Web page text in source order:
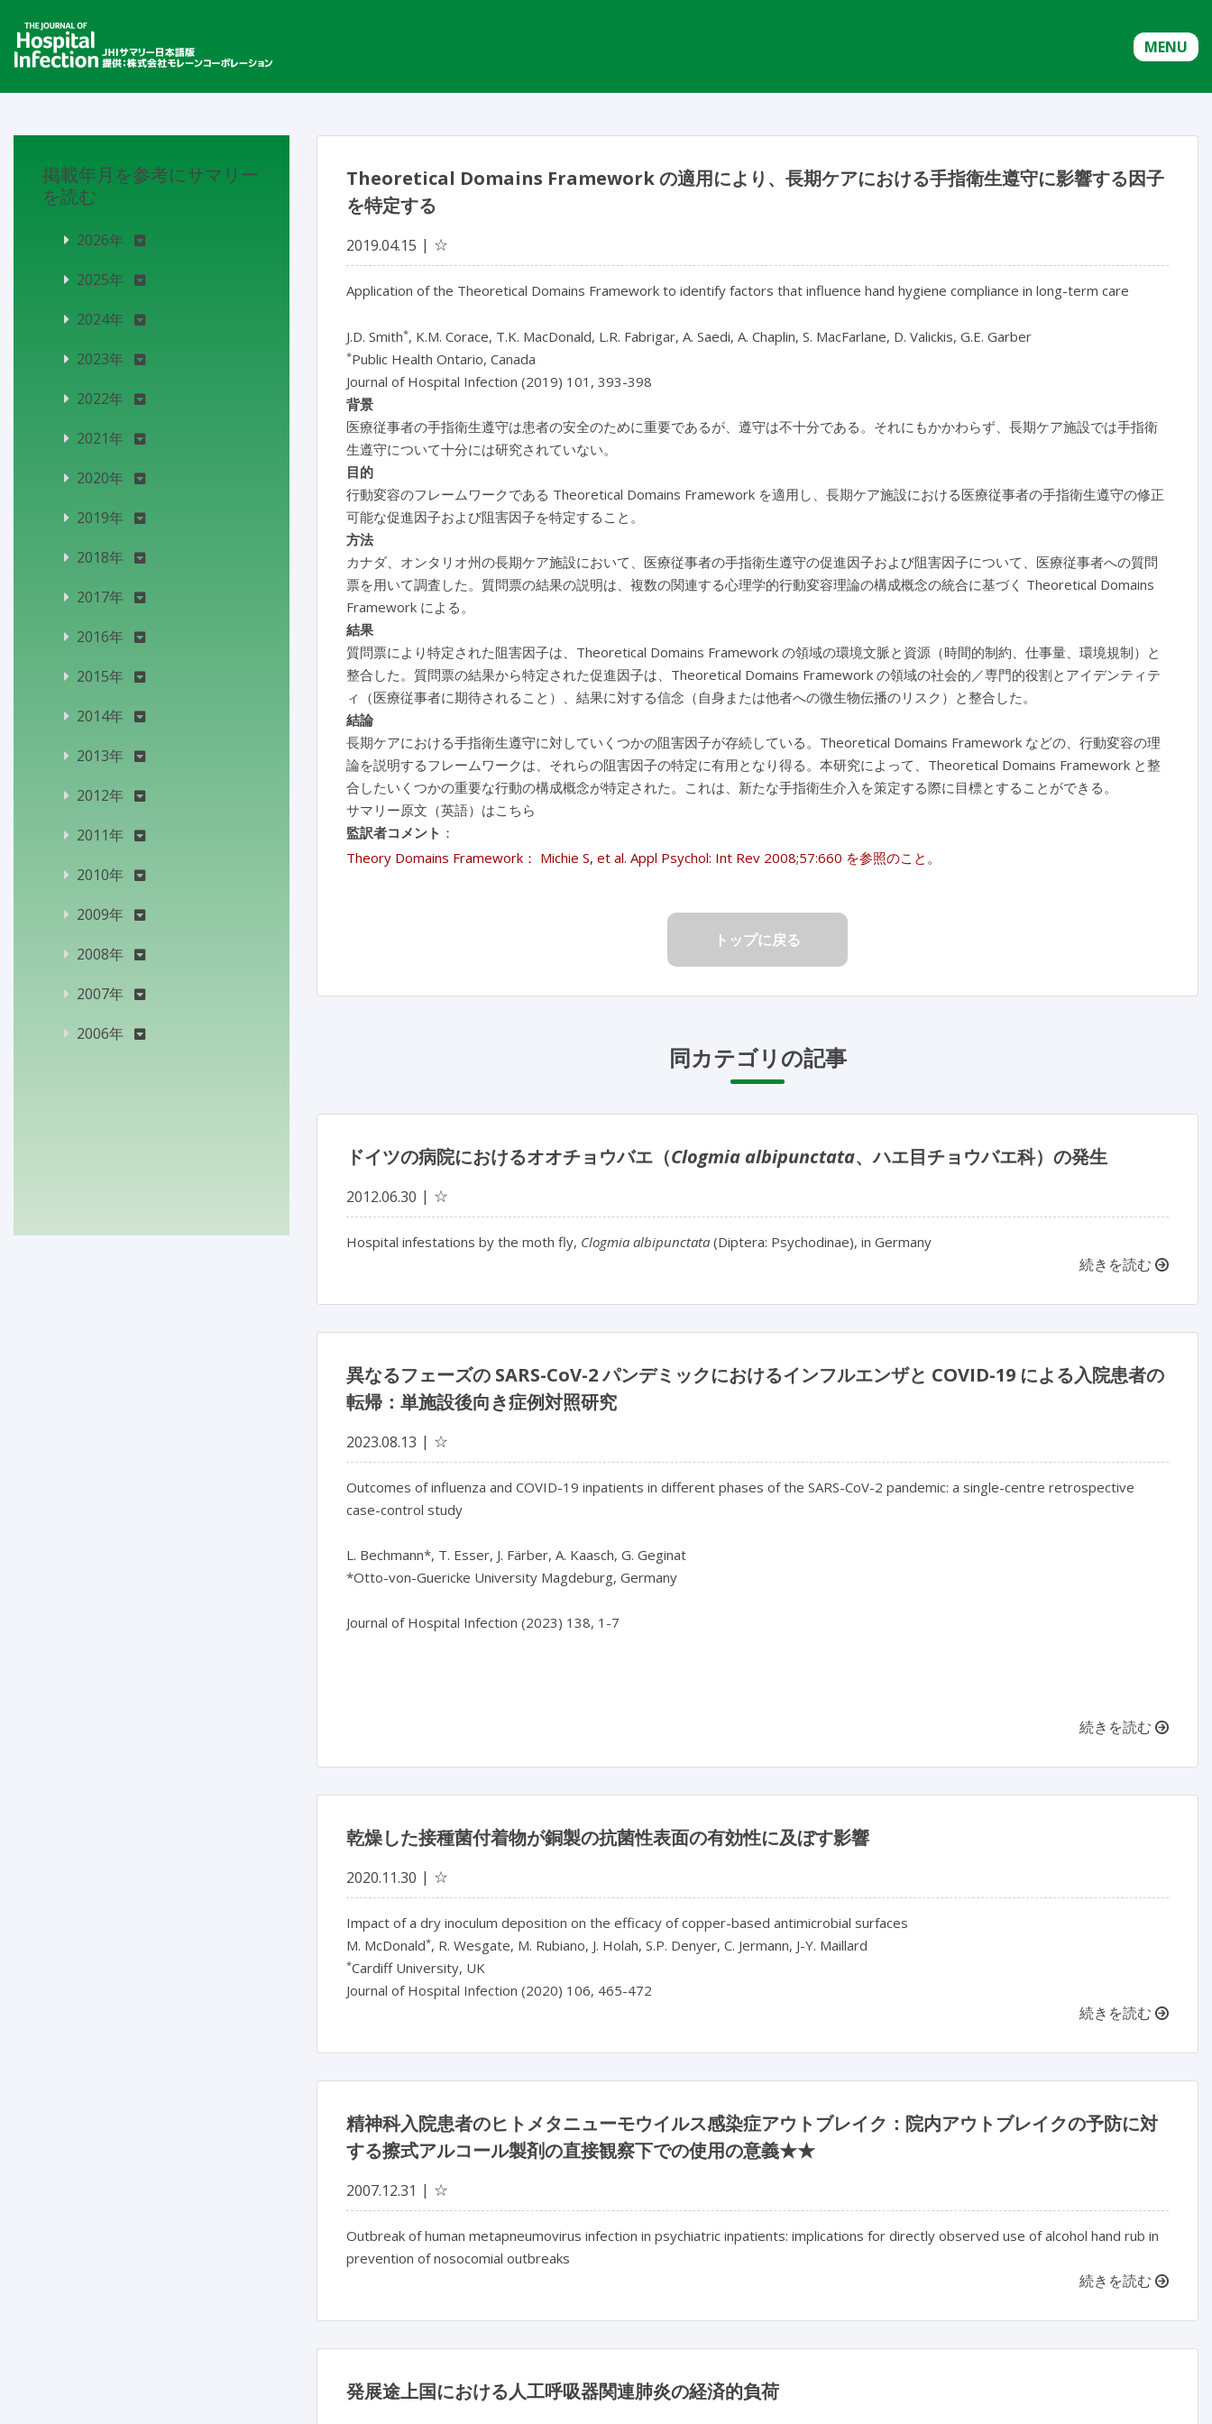
MENU
Theoretical Domains Framework の適用により、長期ケアにおける手指衛生遵守に影響する因子
を特定する
2019.04.15 ☆
Application of the Theoretical Domains Framework to identify factors that influence hand hygiene compliance in long-term care
J.D. Smith*, K.M. Corace, T.K. MacDonald, L.R. Fabrigar, A. Saedi, A. Chaplin, S. MacFarlane, D. Valickis, G.E. Garber
*Public Health Ontario, Canada
Journal of Hospital Infection (2019) 101, 393-398
背景
医療従事者の手指衛生遵守は患者の安全のために重要であるが、遵守は不十分である。それにもかかわらず、長期ケア施設では手指衛
生遵守について十分には研究されていない。
目的
行動変容のフレームワークである Theoretical Domains Framework を適用し、長期ケア施設における医療従事者の手指衛生遵守の修正
可能な促進因子および阻害因子を特定すること。
方法
カナダ、オンタリオ州の長期ケア施設において、医療従事者の手指衛生遵守の促進因子および阻害因子について、医療従事者への質問
票を用いて調査した。質問票の結果の説明は、複数の関連する心理学的行動変容理論の構成概念の統合に基づく Theoretical Domains
Framework による。
結果
質問票により特定された阻害因子は、Theoretical Domains Framework の領域の環境文脈と資源（時間的制約、仕事量、環境規制）と
整合した。質問票の結果から特定された促進因子は、Theoretical Domains Framework の領域の社会的／専門的役割とアイデンティテ
ィ（医療従事者に期待されること）、結果に対する信念（自身または他者への微生物伝播のリスク）と整合した。
結論
長期ケアにおける手指衛生遵守に対していくつかの阻害因子が存続している。Theoretical Domains Framework などの、行動変容の理
論を説明するフレームワークは、それらの阻害因子の特定に有用となり得る。本研究によって、Theoretical Domains Framework と整
合したいくつかの重要な行動の構成概念が特定された。これは、新たな手指衛生介入を策定する際に目標とすることができる。
サマリー原文（英語）はこちら
監訳者コメント ：
Theory Domains Framework： Michie S, et al. Appl Psychol: Int Rev 2008;57:660 を参照のこと。
トップに戻る
同カテゴリの記事
ドイツの病院におけるオオチョウバエ（Clogmia albipunctata、ハエ目チョウバエ科）の発生
2012.06.30 ☆
Hospital infestations by the moth fly, Clogmia albipunctata (Diptera: Psychodinae), in Germany
続きを読む
異なるフェーズの SARS-CoV-2 パンデミックにおけるインフルエンザと COVID-19 による入院患者の
転帰：単施設後向き症例対照研究
2023.08.13 ☆
Outcomes of influenza and COVID-19 inpatients in different phases of the SARS-CoV-2 pandemic: a single-centre retrospective
case-control study
L. Bechmann*, T. Esser, J. Färber, A. Kaasch, G. Geginat
*Otto-von-Guericke University Magdeburg, Germany
Journal of Hospital Infection (2023) 138, 1-7
続きを読む
乾燥した接種菌付着物が銅製の抗菌性表面の有効性に及ぼす影響
2020.11.30 ☆
Impact of a dry inoculum deposition on the efficacy of copper-based antimicrobial surfaces
M. McDonald*, R. Wesgate, M. Rubiano, J. Holah, S.P. Denyer, C. Jermann, J-Y. Maillard
*Cardiff University, UK
Journal of Hospital Infection (2020) 106, 465-472
続きを読む
精神科入院患者のヒトメタニューモウイルス感染症アウトブレイク：院内アウトブレイクの予防に対
する擦式アルコール製剤の直接観察下での使用の意義★★
2007.12.31 ☆
Outbreak of human metapneumovirus infection in psychiatric inpatients: implications for directly observed use of alcohol hand rub in
prevention of nosocomial outbreaks
続きを読む
発展途上国における人工呼吸器関連肺炎の経済的負荷
掲載年月を参考にサマリー
を読む
2026年
2025年
2024年
2023年
2022年
2021年
2020年
2019年
2018年
2017年
2016年
2015年
2014年
2013年
2012年
2011年
2010年
2009年
2008年
2007年
2006年